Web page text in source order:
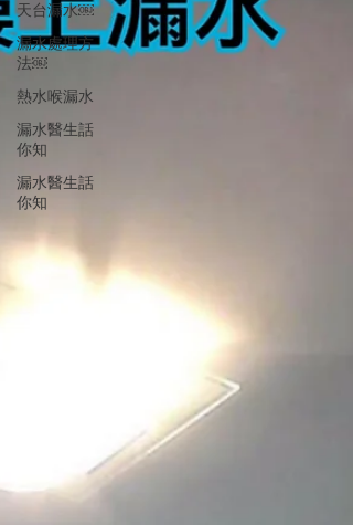
天台漏水￼
漏水處理方
法￼
熱水喉漏水
漏水醫生話
你知
漏水醫生話
你知